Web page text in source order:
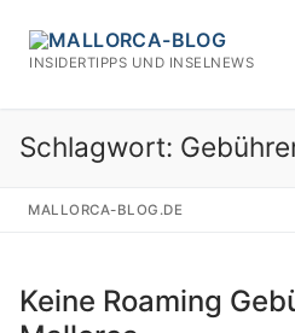
Inhalt
springen
INSIDERTIPPS UND INSELNEWS
Schlagwort:
MALLORCA-BLOG.DE
Keine Roaming